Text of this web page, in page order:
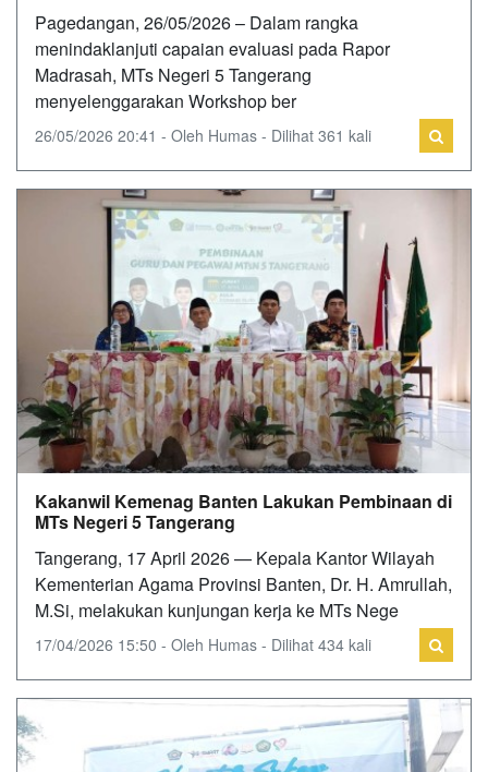
Pagedangan, 26/05/2026 – Dalam rangka
menindaklanjuti capaian evaluasi pada Rapor
Madrasah, MTs Negeri 5 Tangerang
menyelenggarakan Workshop ber
26/05/2026 20:41 - Oleh Humas - Dilihat 361 kali
Kakanwil Kemenag Banten Lakukan Pembinaan di
MTs Negeri 5 Tangerang
Tangerang, 17 April 2026 — Kepala Kantor Wilayah
Kementerian Agama Provinsi Banten, Dr. H. Amrullah,
M.Si, melakukan kunjungan kerja ke MTs Nege
17/04/2026 15:50 - Oleh Humas - Dilihat 434 kali